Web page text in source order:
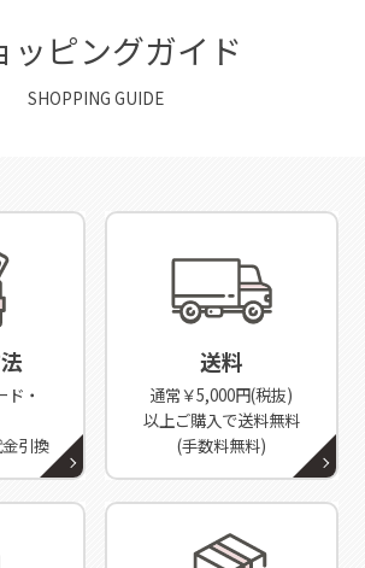
ッピングガイド
SHOPPING GUIDE
・
引換
送料
通常￥5,000円(税抜)
以上ご購入で送料無料
(手数料無料)